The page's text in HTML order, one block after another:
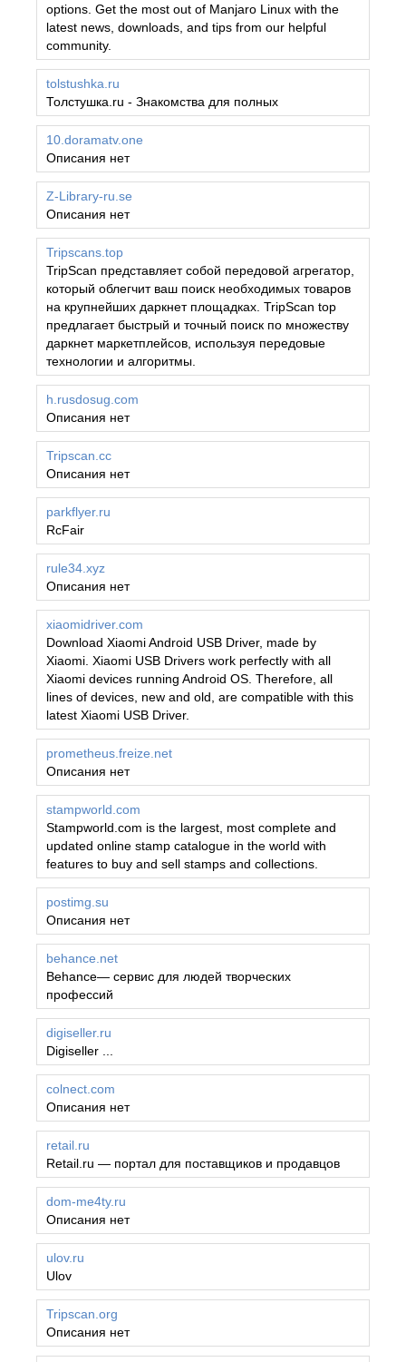
options. Get the most out of Manjaro Linux with the
latest news, downloads, and tips from our helpful
community.
tolstushka.ru
Толстушка.ru - Знакомства для полных
10.doramatv.one
Описания нет
Z-Library-ru.se
Описания нет
Tripscans.top
TripScan представляет собой передовой агрегатор,
который облегчит ваш поиск необходимых товаров
на крупнейших даркнет площадках. TripScan top
предлагает быстрый и точный поиск по множеству
даркнет маркетплейсов, используя передовые
технологии и алгоритмы.
h.rusdosug.com
Описания нет
Tripscan.cc
Описания нет
parkflyer.ru
RcFair
rule34.xyz
Описания нет
xiaomidriver.com
Download Xiaomi Android USB Driver, made by
Xiaomi. Xiaomi USB Drivers work perfectly with all
Xiaomi devices running Android OS. Therefore, all
lines of devices, new and old, are compatible with this
latest Xiaomi USB Driver.
prometheus.freize.net
Описания нет
stampworld.com
Stampworld.com is the largest, most complete and
updated online stamp catalogue in the world with
features to buy and sell stamps and collections.
postimg.su
Описания нет
behance.net
Behance— сервис для людей творческих
профессий
digiseller.ru
Digiseller ...
colnect.com
Описания нет
retail.ru
Retail.ru — портал для поставщиков и продавцов
dom-me4ty.ru
Описания нет
ulov.ru
Ulov
Tripscan.org
Описания нет